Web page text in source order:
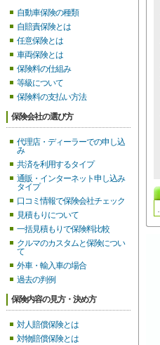
自動車保険の種類
自賠責保険とは
任意保険とは
車両保険とは
保険料の仕組み
等級について
保険料の支払い方法
保険会社の選び方
代理店・ディーラーでの申し込
み
共済を利用するタイプ
通販・インターネット申し込み
タイプ
口コミ情報で保険会社チェック
見積もりについて
一括見積もりで保険料比較
クルマのカスタムと保険につい
て
外車・輸入車の場合
過去の判例
保険内容の見方・決め方
対人賠償保険とは
対物賠償保険とは